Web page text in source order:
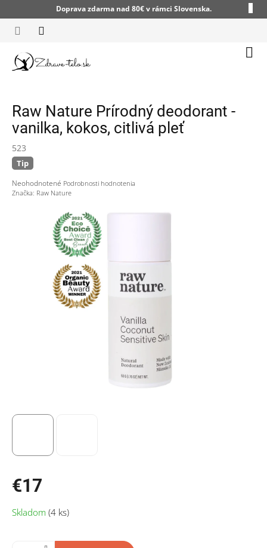
na
obsah
Doprava zdarma nad 80€ v rámci Slovenska.
Raw Nature Prírodný deodorant -
vanilka, kokos, citlivá pleť
523
Tip
Priemerné
hodnotenie
Neohodnotené Podrobnosti hodnotenia
Značka: Raw Nature
€17
cena:
Skladom (4 ks)